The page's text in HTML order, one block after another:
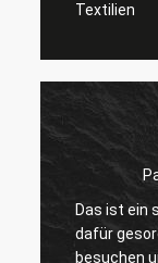
Textilien
Das ist ein
dafür
besuchen